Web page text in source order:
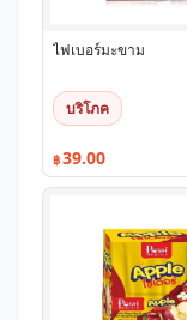
ไฟเบอร์มะขาม
บริโภค
฿39.00